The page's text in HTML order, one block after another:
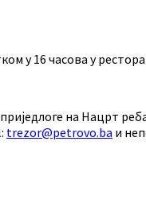
у 16 часова у
на Нацрт
trezor@petrovo.ba и